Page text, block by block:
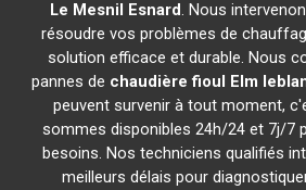
Le Mesnil Esnard. Nous
résoudre vos problèmes de
solution efficace et durable. Nous
pannes de chaudière fioul Elm
peuvent survenir à tout moment,
sommes disponibles 24h/24 et 7j/7
besoins. Nos techniciens qualifiés
meilleurs délais pour